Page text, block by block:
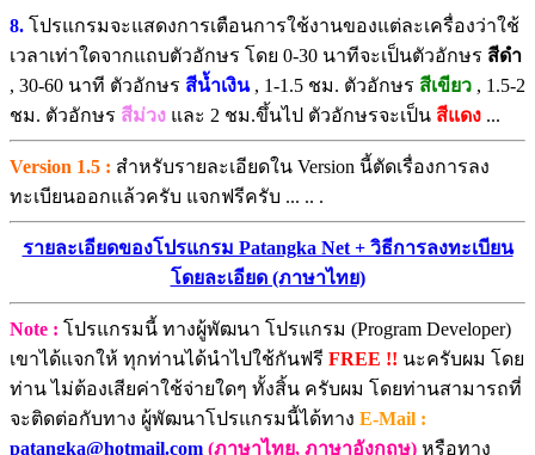
8. โปรแกรมจะแสดงการเตือนการใช้งานของแต่ละเครื่องว่าใช้
เวลาเท่าใดจากแถบตัวอักษร โดย 0-30 นาทีจะเป็นตัวอักษร สีดำ
, 30-60 นาที ตัวอักษร สีน้ำเงิน, 1-1.5 ชม. ตัวอักษร สีเขียว , 1.5-2
ชม. ตัวอักษร สีม่วง และ 2 ชม.ขึ้นไป ตัวอักษรจะเป็น สีแดง ...
Version 1.5 : สำหรับรายละเอียดใน Version นี้ตัดเรื่องการลง
ทะเบียนออกแล้วครับ แจกฟรีครับ ... .. .
รายละเอียดของโปรแกรม Patangka Net + วิธีการลงทะเบียน
โดยละเอียด (ภาษาไทย)
Note : โปรแกรมนี้ ทางผู้พัฒนา โปรแกรม (Program Developer)
เขาได้แจกให้ ทุกท่านได้นำไปใช้กันฟรี FREE !! นะครับผม โดย
ท่าน ไม่ต้องเสียค่าใช้จ่ายใดๆ ทั้งสิ้น ครับผม โดยท่านสามารถที่
จะติดต่อกับทาง ผู้พัฒนาโปรแกรมนี้ได้ทาง E-Mail :
patangka@hotmail.com (ภาษาไทย, ภาษาอังกฤษ) หรือทาง